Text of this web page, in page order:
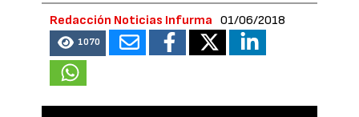
Redacción Noticias Infurma 01/06/2018
1070